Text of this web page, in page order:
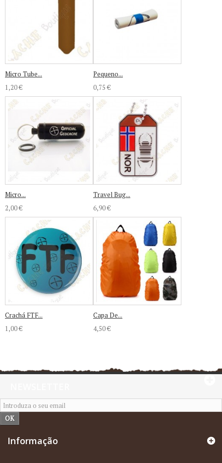
Micro Tube...
1,20 €
Pequeno...
0,75 €
Micro...
2,00 €
Travel Bug...
6,90 €
Crachá FTF...
1,00 €
Capa De...
4,50 €
OK
Informação